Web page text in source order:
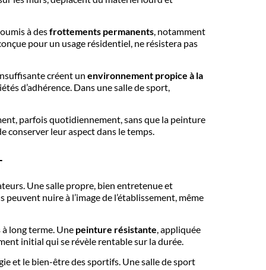
à desfrottements permanents, notamment
pour un usage résidentiel, ne résistera pas
créent un environnement propice à la
d’adhérence. Dans une salle de sport,
parfois quotidiennement, sans que la peinture
conserver leur aspect dans le temps.
Une salle propre, bien entretenue et
nuire à l’image de l’établissement, même
long terme. Une peinture résistante, appliquée
initial qui se révèle rentable sur la durée.
et le bien-être des sportifs. Une salle de sport